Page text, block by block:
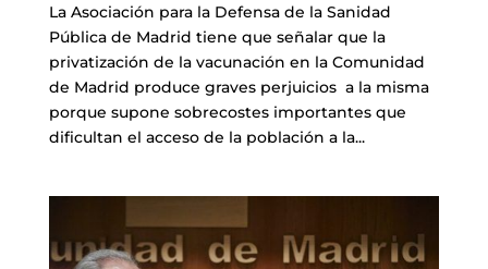
La Asociación para la Defensa de la Sanidad
Pública de Madrid tiene que señalar que la
privatización de la vacunación en la Comunidad
de Madrid produce graves perjuicios a la misma
porque supone sobrecostes importantes que
dificultan el acceso de la población a la...